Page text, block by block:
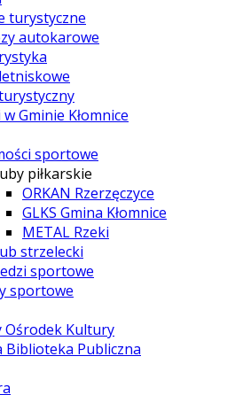
turystyczne
autokarowe
Gminie Kłomnice
sportowe
piłkarskie
ORKAN Rzerzęczyce
GLKS Gmina Kłomnice
METAL Rzeki
strzelecki
sportowe
sportowe
Ośrodek Kultury
Biblioteka Publiczna